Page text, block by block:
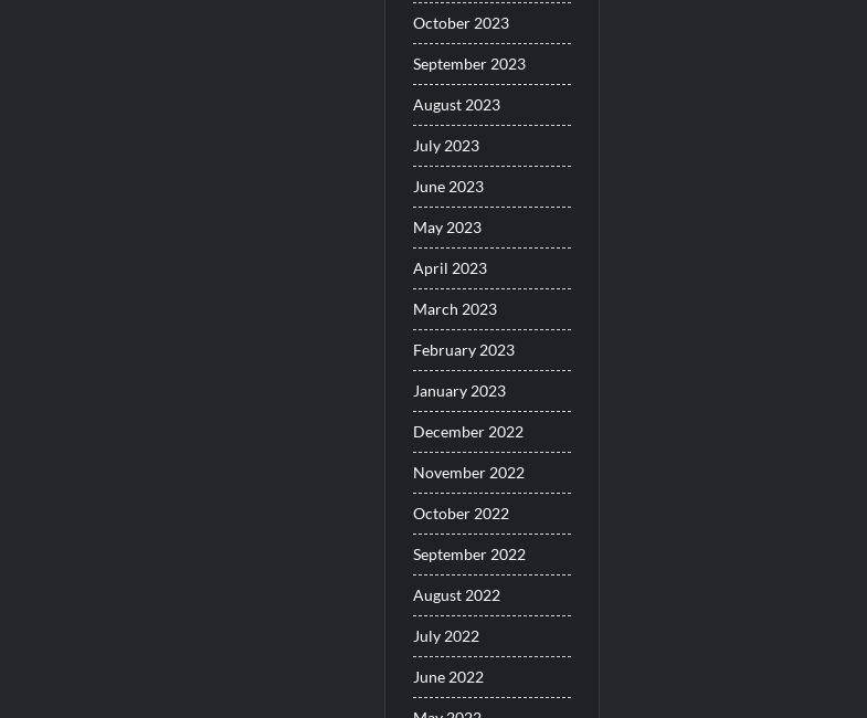
October 2023
September 2023
August 2023
July 2023
June 2023
May 2023
April 2023
March 2023
February 2023
January 2023
December 2022
November 2022
October 2022
September 2022
August 2022
July 2022
June 2022